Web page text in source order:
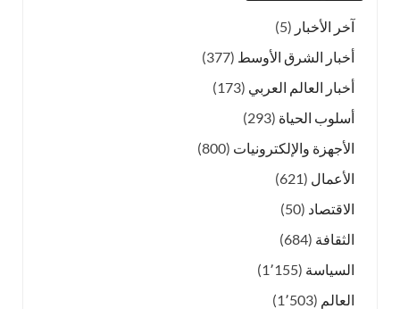
آخر الأخبار (5)
أخبار الشرق الأوسط (377)
أخبار العالم العربي (173)
أسلوب الحياة (293)
الأجهزة والإلكترونيات (800)
الأعمال (621)
الاقتصاد (50)
الثقافة (684)
السياسة (1٬155)
العالم (1٬503)